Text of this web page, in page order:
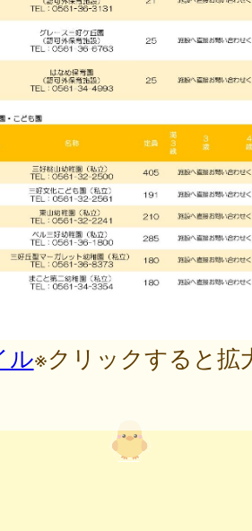
ル※クリックすると拡